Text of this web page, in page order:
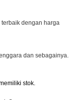
dengan harga
dan sebagainya.
stok.